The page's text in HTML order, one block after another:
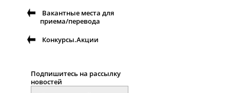
Вакантные места для
приема/перевода
Конкурсы.Акции
Подпишитесь на рассылку
новостей